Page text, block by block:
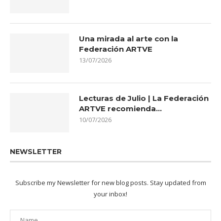
Una mirada al arte con la
Federación ARTVE
13/07/2026
Lecturas de Julio | La Federación
ARTVE recomienda…
10/07/2026
NEWSLETTER
Subscribe my Newsletter for new blog posts. Stay updated from
your inbox!